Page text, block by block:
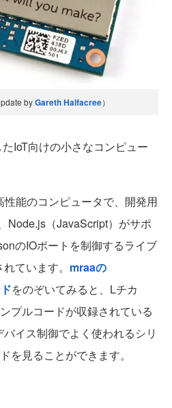
byGareth Halfacree）
IoT向けの小さなコンピュー
能のコンピュータで、開発用
Node.js（JavaScript）がサポ
のIOポートを制御するライブ
ています。 mraaの
をのぞいてみると、Lチカ
プルコードが収録されている
イス制御でよく使われるシリ
を見ることができます。